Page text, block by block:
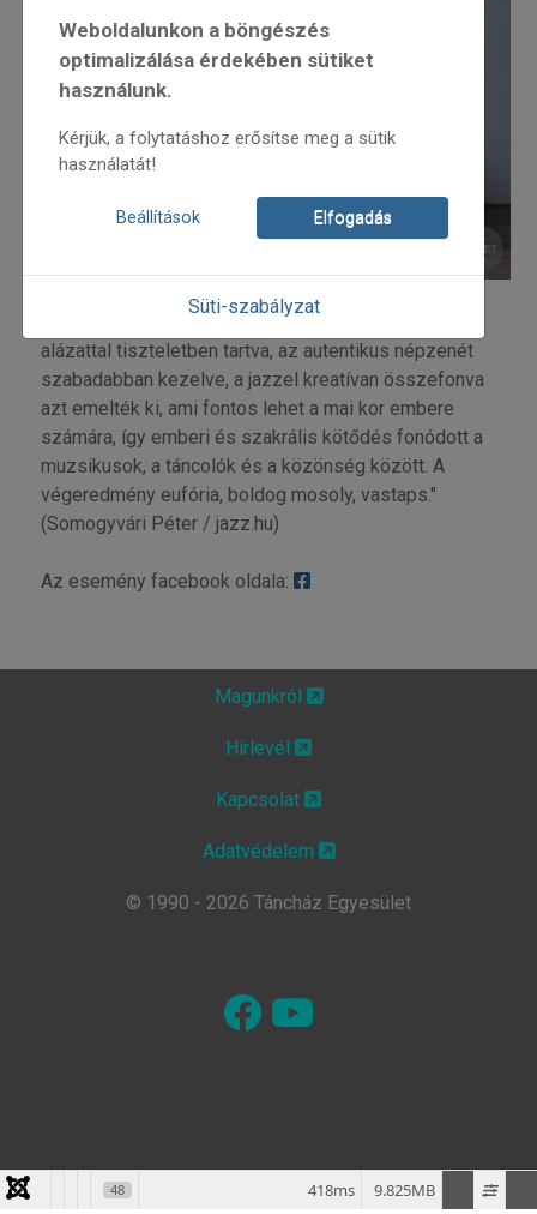
„Borbély Mihály és zseniális társai a hagyományokat
alázattal tiszteletben tartva, az autentikus népzenét
szabadabban kezelve, a jazzel kreatívan összefonva
azt emelték ki, ami fontos lehet a mai kor embere
számára, így emberi és szakrális kötődés fonódott a
muzsikusok, a táncolók és a közönség között. A
végeredmény eufória, boldog mosoly, vastaps."
(Somogyvári Péter / jazz.hu)
Az esemény facebook oldala:
Weboldalunkon a böngészés
optimalizálása érdekében sütiket
használunk.
Kérjük, a folytatáshoz erősítse meg a sütik
használatát!
Beállítások Elfogadás
Süti-szabályzat
Magunkról
Hírlevél
Kapcsolat
Adatvédelem
© 1990 - 2026 Táncház Egyesület
48 9.825MB
418ms